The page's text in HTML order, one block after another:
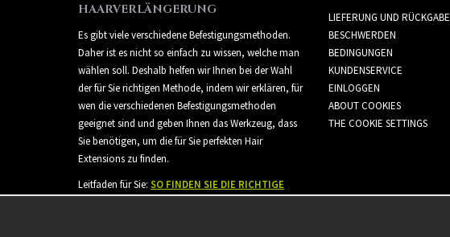
HAARVERLÄNGERUNG
Es gibt viele verschiedene Befestigungsmethoden.
Daher ist es nicht so einfach zu wissen, welche man
wählen soll. Deshalb helfen wir Ihnen bei der Wahl
der für Sie richtigen Methode, indem wir erklären, für
wen die verschiedenen Befestigungsmethoden
geeignet sind und geben Ihnen das Werkzeug, dass
Sie benötigen, um die für Sie perfekten Hair
Extensions zu finden.
Leitfaden für Sie: SO FINDEN SIE DIE RICHTIGE
LIEFERUNG UND RÜCKGABE
BESCHWERDEN
BEDINGUNGEN
KUNDENSERVICE
EINLOGGEN
ABOUT COOKIES
THE COOKIE SETTINGS